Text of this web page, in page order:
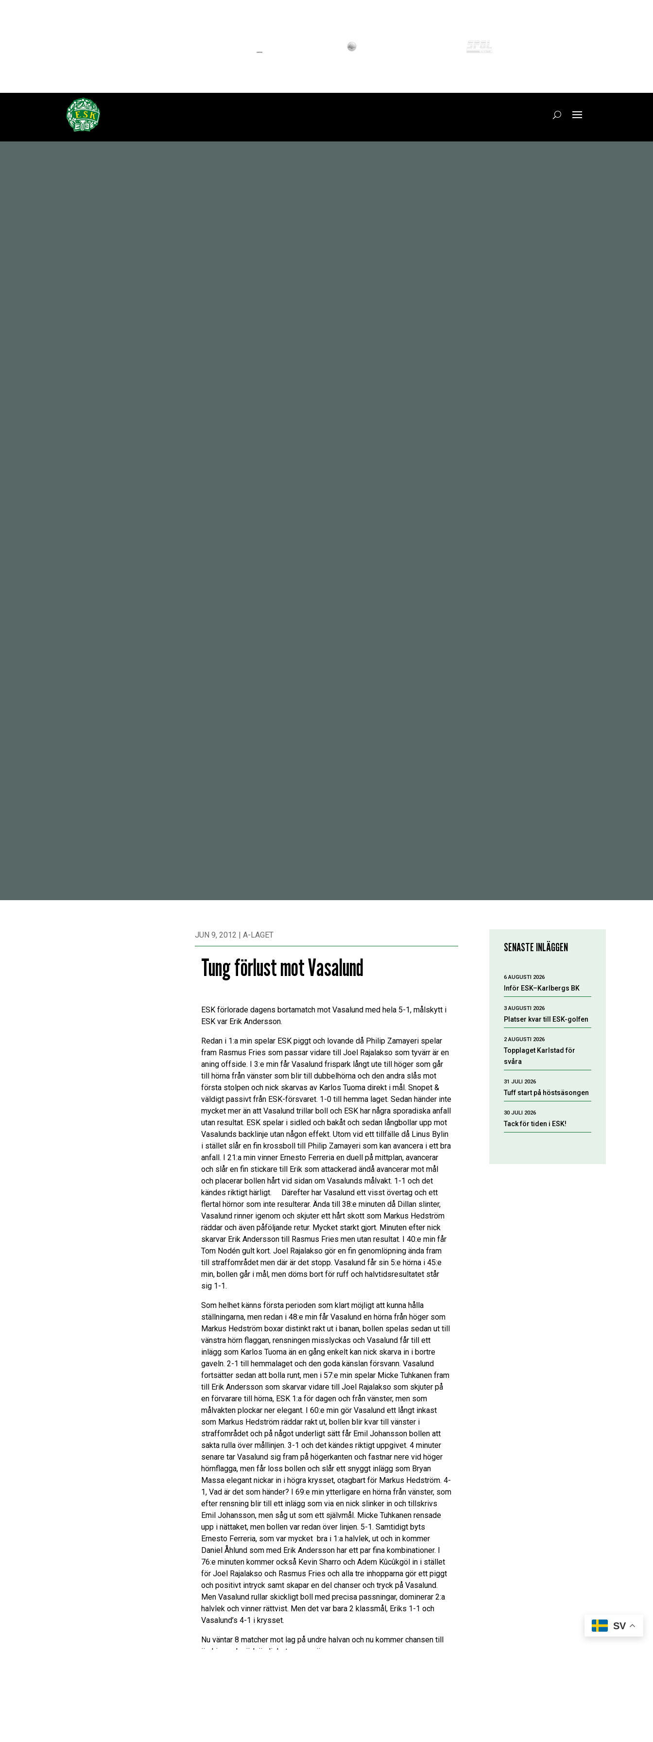
JUN 9, 2012 A-LAGET
Tung förlust mot Vasalund
ESK förlorade dagens bortamatch mot Vasalund med hela 5-1, målskytt i
ESK var Erik Andersson.
Redan i 1:a min spelar ESK piggt och lovande då Philip Zamayeri spelar
fram Rasmus Fries som passar vidare till Joel Rajalakso som tyvärr är en
aning offside. I 3:e min får Vasalund frispark långt ute till höger som går
till hörna från vänster som blir till dubbelhörna och den andra slås mot
första stolpen och nick skarvas av Karlos Tuoma direkt i mål. Snopet &
väldigt passivt från ESK-försvaret. 1-0 till hemma laget. Sedan händer inte
mycket mer än att Vasalund trillar boll och ESK har några sporadiska anfall
utan resultat. ESK spelar i sidled och bakåt och sedan långbollar upp mot
Vasalunds backlinje utan någon effekt. Utom vid ett tillfälle då Linus Bylin
i stället slår en fin krossboll till Philip Zamayeri som kan avancera i ett bra
anfall. I 21:a min vinner Ernesto Ferreria en duell på mittplan, avancerar
och slår en fin stickare till Erik som attackerad ändå avancerar mot mål
och placerar bollen hårt vid sidan om Vasalunds målvakt. 1-1 och det
kändes riktigt härligt. Därefter har Vasalund ett visst övertag och ett
flertal hörnor som inte resulterar. Ända till 38:e minuten då Dillan slinter,
Vasalund rinner igenom och skjuter ett hårt skott som Markus Hedström
räddar och även påföljande retur. Mycket starkt gjort. Minuten efter nick
skarvar Erik Andersson till Rasmus Fries men utan resultat. I 40:e min får
Tom Nodén gult kort. Joel Rajalakso gör en fin genomlöpning ända fram
till straffområdet men där är det stopp. Vasalund får sin 5:e hörna i 45:e
min, bollen går i mål, men döms bort för ruff och halvtidsresultatet står
sig 1-1.
Som helhet känns första perioden som klart möjligt att kunna hålla
ställningarna, men redan i 48:e min får Vasalund en hörna från höger som
Markus Hedström boxar distinkt rakt ut i banan, bollen spelas sedan ut till
vänstra hörn flaggan, rensningen misslyckas och Vasalund får till ett
inlägg som Karlos Tuoma än en gång enkelt kan nick skarva in i bortre
gaveln. 2-1 till hemmalaget och den goda känslan försvann. Vasalund
fortsätter sedan att bolla runt, men i 57:e min spelar Micke Tuhkanen fram
till Erik Andersson som skarvar vidare till Joel Rajalakso som skjuter på
en förvarare till hörna, ESK 1:a för dagen och från vänster, men som
målvakten plockar ner elegant. I 60:e min gör Vasalund ett långt inkast
som Markus Hedström räddar rakt ut, bollen blir kvar till vänster i
straffområdet och på något underligt sätt får Emil Johansson bollen att
sakta rulla över mållinjen. 3-1 och det kändes riktigt uppgivet. 4 minuter
senare tar Vasalund sig fram på högerkanten och fastnar nere vid höger
hörnflagga, men får loss bollen och slår ett snyggt inlägg som Bryan
Massa elegant nickar in i högra krysset, otagbart för Markus Hedström. 4-
1, Vad är det som händer? I 69:e min ytterligare en hörna från vänster, som
efter rensning blir till ett inlägg som via en nick slinker in och tillskrivs
Emil Johansson, men såg ut som ett självmål. Micke Tuhkanen rensade
upp i nättaket, men bollen var redan över linjen. 5-1. Samtidigt byts
Ernesto Ferreria, som var mycket bra i 1:a halvlek, ut och in kommer
Daniel Åhlund som med Erik Andersson har ett par fina kombinationer. I
76:e minuten kommer också Kevin Sharro och Adem Kûcûkgöl in i stället
för Joel Rajalakso och Rasmus Fries och alla tre inhopparna gör ett piggt
och positivt intryck samt skapar en del chanser och tryck på Vasalund.
Men Vasalund rullar skickligt boll med precisa passningar, dominerar 2:a
halvlek och vinner rättvist. Men det var bara 2 klassmål, Eriks 1-1 och
Vasalund’s 4-1 i krysset.
Nu väntar 8 matcher mot lag på undre halvan och nu kommer chansen till
ändring och nödvändigheten av poäng.
SENASTE INLÄGGEN
Inför ESK–Karlbergs BK
6 AUGUSTI 2026
Platser kvar till ESK-golfen
3 AUGUSTI 2026
Topplaget Karlstad för
svåra
2 AUGUSTI 2026
Tuff start på höstsäsongen
31 JULI 2026
Tack för tiden i ESK!
30 JULI 2026
SV